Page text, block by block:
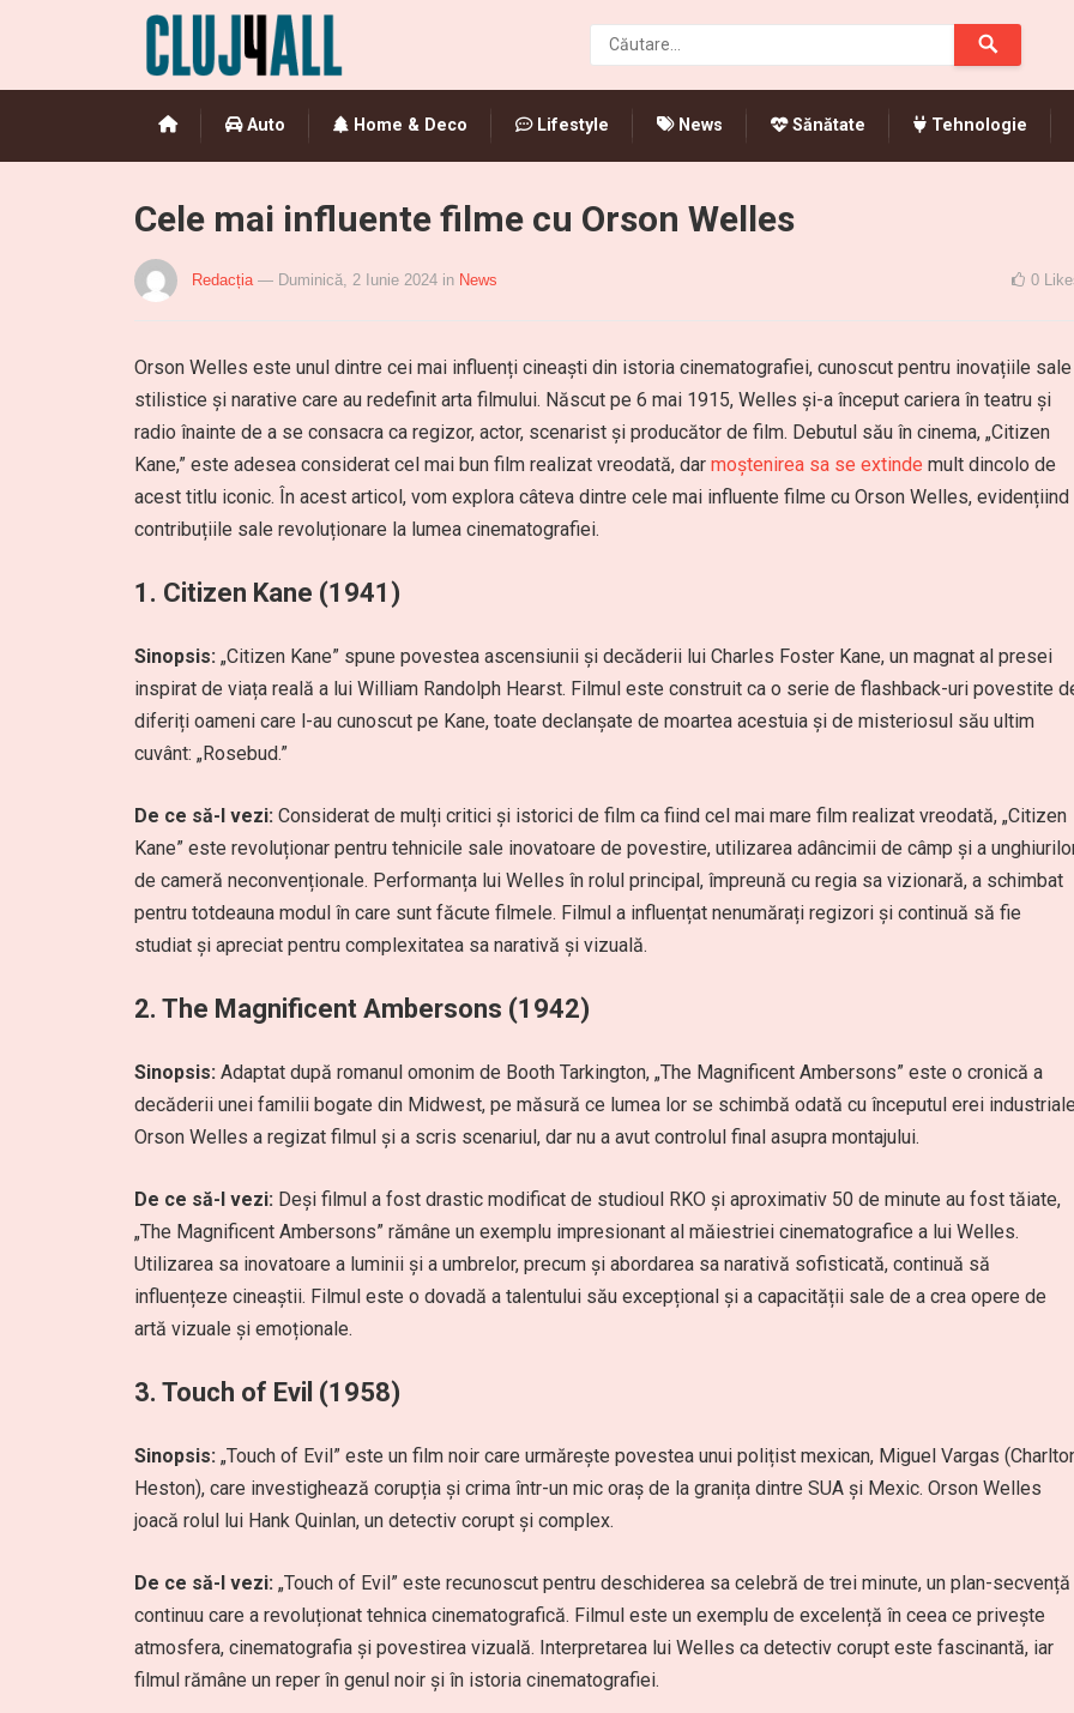
Auto Home & Deco Lifestyle News Sănătate Tehnologie
Cele mai influente filme cu Orson Welles
Redacția — Duminică, 2 Iunie 2024 in News 0
Orson Welles este unul dintre cei mai influenți cineaști din istoria cinematografiei, cunoscut pentru inovațiile sale
stilistice și narative care au redefinit arta filmului. Născut pe 6 mai 1915, Welles și-a început cariera în teatru și
radio înainte de a se consacra ca regizor, actor, scenarist și producător de film. Debutul său în cinema, „Citizen
Kane,” este adesea considerat cel mai bun film realizat vreodată, dar moștenirea sa se extinde mult dincolo de
acest titlu iconic. În acest articol, vom explora câteva dintre cele mai influente filme cu Orson Welles, evidențiind
contribuțiile sale revoluționare la lumea cinematografiei.
1. Citizen Kane (1941)
Sinopsis: „Citizen Kane” spune povestea ascensiunii și decăderii lui Charles Foster Kane, un magnat al presei
inspirat de viața reală a lui William Randolph Hearst. Filmul este construit ca o serie de flashback-uri povestite
diferiți oameni care l-au cunoscut pe Kane, toate declanșate de moartea acestuia și de misteriosul său ultim
cuvânt: „Rosebud.”
De ce să-l vezi: Considerat de mulți critici și istorici de film ca fiind cel mai mare film realizat vreodată, „Citizen
Kane” este revoluționar pentru tehnicile sale inovatoare de povestire, utilizarea adâncimii de câmp și a
de cameră neconvenționale. Performanța lui Welles în rolul principal, împreună cu regia sa vizionară, a schimbat
pentru totdeauna modul în care sunt făcute filmele. Filmul a influențat nenumărați regizori și continuă să fie
studiat și apreciat pentru complexitatea sa narativă și vizuală.
2. The Magnificent Ambersons (1942)
Sinopsis: Adaptat după romanul omonim de Booth Tarkington, „The Magnificent Ambersons” este o cronică a
decăderii unei familii bogate din Midwest, pe măsură ce lumea lor se schimbă odată cu începutul erei
Orson Welles a regizat filmul și a scris scenariul, dar nu a avut controlul final asupra montajului.
De ce să-l vezi: Deși filmul a fost drastic modificat de studioul RKO și aproximativ 50 de minute au fost tăiate,
„The Magnificent Ambersons” rămâne un exemplu impresionant al măiestriei cinematografice a lui Welles.
Utilizarea sa inovatoare a luminii și a umbrelor, precum și abordarea sa narativă sofisticată, continuă să
influențeze cineaștii. Filmul este o dovadă a talentului său excepțional și a capacității sale de a crea opere de
artă vizuale și emoționale.
3. Touch of Evil (1958)
Sinopsis: „Touch of Evil” este un film noir care urmărește povestea unui polițist mexican, Miguel Vargas
Heston), care investighează corupția și crima într-un mic oraș de la granița dintre SUA și Mexic. Orson Welles
joacă rolul lui Hank Quinlan, un detectiv corupt și complex.
De ce să-l vezi: „Touch of Evil” este recunoscut pentru deschiderea sa celebră de trei minute, un plan-secvență
continuu care a revoluționat tehnica cinematografică. Filmul este un exemplu de excelență în ceea ce privește
atmosfera, cinematografia și povestirea vizuală. Interpretarea lui Welles ca detectiv corupt este fascinantă, iar
filmul rămâne un reper în genul noir și în istoria cinematografiei.